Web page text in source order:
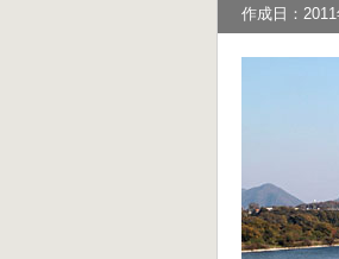
作成日：